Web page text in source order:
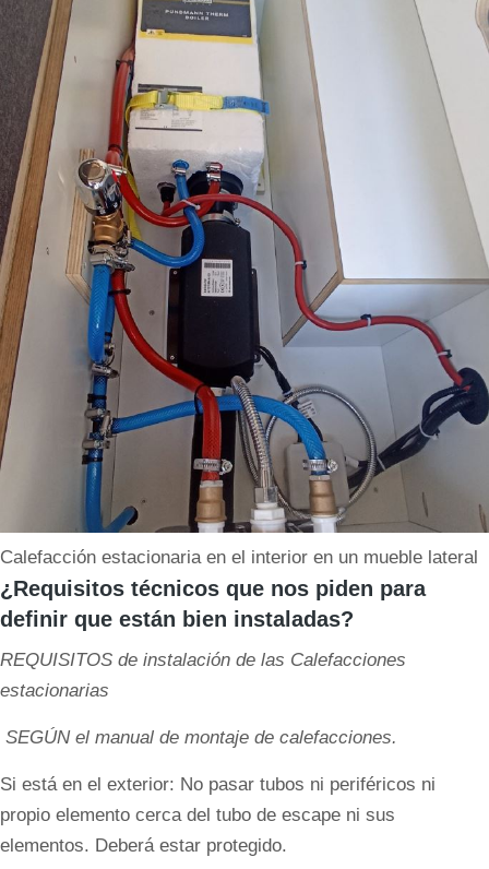
Calefacción estacionaria en el interior en un mueble lateral
¿Requisitos técnicos que nos piden para
definir que están bien instaladas?
REQUISITOS de instalación de las Calefacciones
estacionarias
SEGÚN el manual de montaje de calefacciones.
Si está en el exterior: No pasar tubos ni periféricos ni
propio elemento cerca del tubo de escape ni sus
elementos. Deberá estar protegido.